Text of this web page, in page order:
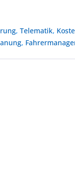
,Telematik,
,